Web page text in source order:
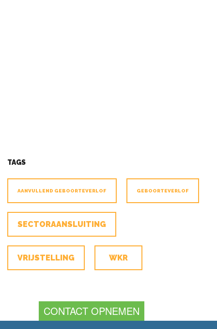
TAGS
AANVULLEND GEBOORTEVERLOF GEBOORTEVERLOF
SECTORAANSLUITING
VRIJSTELLING WKR
CONTACT OPNEMEN